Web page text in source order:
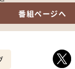
番組ページへ